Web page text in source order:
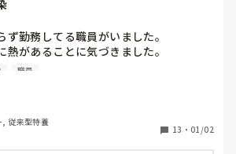
ごす感じですが、彼が帰るまでの2時間
レスです。
訳ではないし、利用者さんが少しでも快
も違い過ぎる事に憤りを感じます。
が、上司は現実から目を背けて何も対応
。
勤務してる職員がいました。
があることに気づきました。
たので全く気づきませんでした。
か帰ろうとせず…
惑だからと帰らせました。
発覚。
職員
, 従来型特養
13 ・ 01/02